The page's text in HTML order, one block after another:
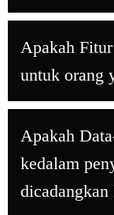
Apakah
untuk orang
Apakah
kedalam